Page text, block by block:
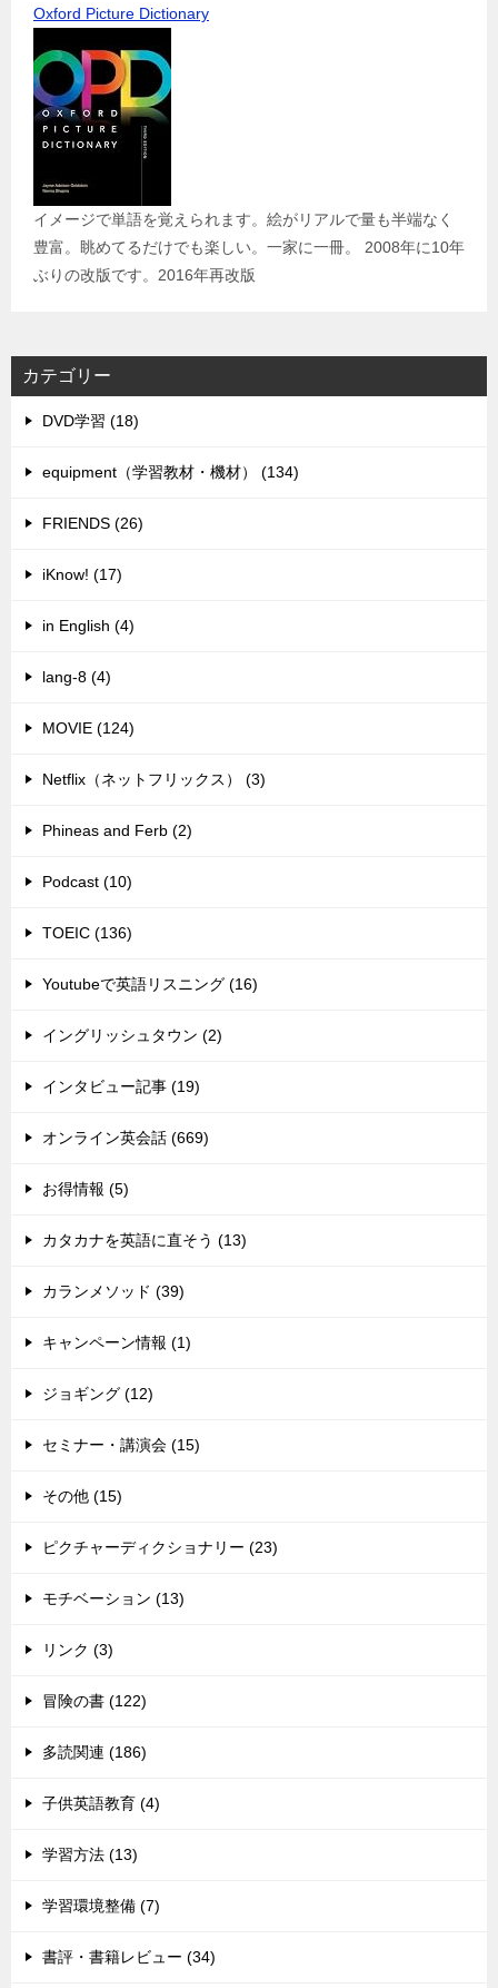
Oxford Picture Dictionary
イメージで単語を覚えられます。絵がリアルで量も半端なく
豊富。眺めてるだけでも楽しい。一家に一冊。 2008年に10年
ぶりの改版です。2016年再改版
カテゴリー
DVD学習 (18)
equipment（学習教材・機材） (134)
FRIENDS (26)
iKnow! (17)
in English (4)
lang-8 (4)
MOVIE (124)
Netflix（ネットフリックス） (3)
Phineas and Ferb (2)
Podcast (10)
TOEIC (136)
Youtubeで英語リスニング (16)
イングリッシュタウン (2)
インタビュー記事 (19)
オンライン英会話 (669)
お得情報 (5)
カタカナを英語に直そう (13)
カランメソッド (39)
キャンペーン情報 (1)
ジョギング (12)
セミナー・講演会 (15)
その他 (15)
ピクチャーディクショナリー (23)
モチベーション (13)
リンク (3)
冒険の書 (122)
多読関連 (186)
子供英語教育 (4)
学習方法 (13)
学習環境整備 (7)
書評・書籍レビュー (34)